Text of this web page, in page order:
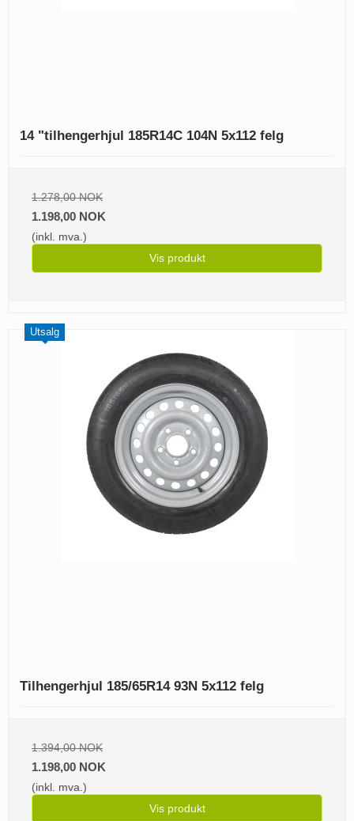
14 "tilhengerhjul 185R14C 104N 5x112 felg
1.278,00 NOK
1.198,00 NOK
(inkl. mva.)
Vis produkt
Utsalg
Tilhengerhjul 185/65R14 93N 5x112 felg
1.394,00 NOK
1.198,00 NOK
(inkl. mva.)
Vis produkt